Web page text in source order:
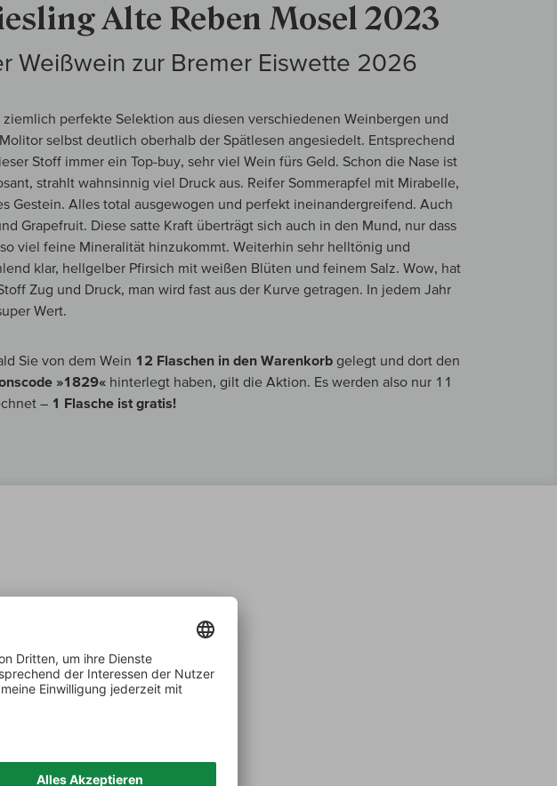
Alte Reben Mosel 2023
Weißwein zur Bremer Eiswette 2026
ziemlich perfekte Selektion aus diesen verschiedenen Weinbergen und
selbst deutlich oberhalb der Spätlesen angesiedelt. Entsprechend
Stoff immer ein Top-buy, sehr viel Wein fürs Geld. Schon die Nase ist
strahlt wahnsinnig viel Druck aus. Reifer Sommerapfel mit Mirabelle,
Gestein. Alles total ausgewogen und perfekt ineinandergreifend. Auch
Grapefruit. Diese satte Kraft überträgt sich auch in den Mund, nur dass
viel feine Mineralität hinzukommt. Weiterhin sehr helltönig und
klar, hellgelber Pfirsich mit weißen Blüten und feinem Salz. Wow, hat
Zug und Druck, man wird fast aus der Kurve getragen. In jedem Jahr
Wert.
Sie von dem Wein 12 Flaschen in den Warenkorb gelegt und dort den
»1829« hinterlegt haben, gilt die Aktion. Es werden also nur 11
– 1 Flasche ist gratis!
oder »steiht«
der Eiswette von 1829 wird
»of de Werser geiht or
spielt dabei nur eine